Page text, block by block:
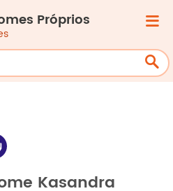
Próprios
Kasandra